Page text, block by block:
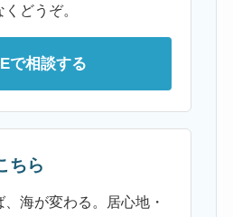
どうぞ。
で相談する
ちら
、海が変わる。居心地・